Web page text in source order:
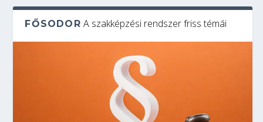
FŐSODOR A szakképzési rendszer friss témái